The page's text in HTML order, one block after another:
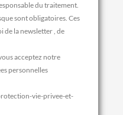
du traitement.
sont obligatoires. Ces
de la newsletter , de
acceptez notre
personnelles
vie-privee-et-